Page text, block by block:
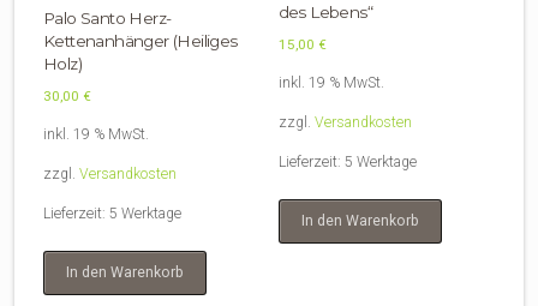
Palo Santo Herz-
Kettenanhänger (Heiliges
Holz)
30,00 €
inkl. 19 % MwSt.
zzgl. Versandkosten
Lieferzeit: 5 Werktage
In den Warenkorb
des Lebens“
15,00 €
inkl. 19 % MwSt.
zzgl. Versandkosten
Lieferzeit: 5 Werktage
In den Warenkorb